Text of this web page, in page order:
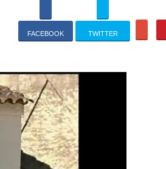
FACEBOOK TWITTER